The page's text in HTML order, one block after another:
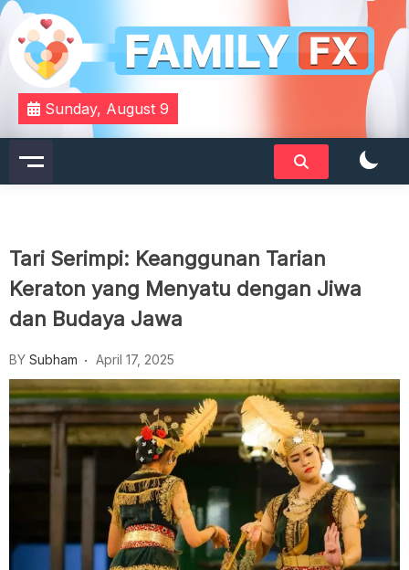
Skip
content
Familyfx
Your Daily Dose of Family Wisdom
Sunday, August 9
Tari Serimpi: Keanggunan Tarian
Keraton yang Menyatu dengan Jiwa
dan Budaya Jawa
BY Subham April 17, 2025